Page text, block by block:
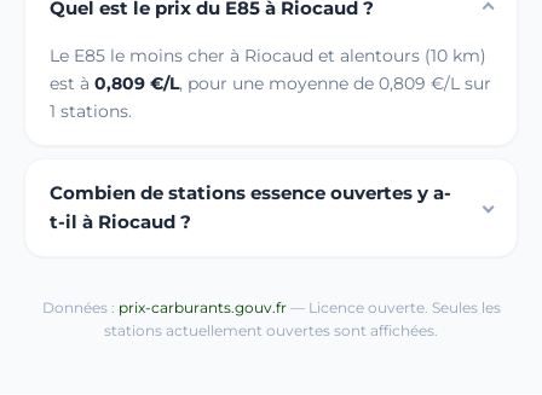
Quel est le prix du E85 à Riocaud ?
Le E85 le moins cher à Riocaud et alentours (10 km)
est à 0,809 €/L, pour une moyenne de 0,809 €/L sur
1 stations.
Combien de stations essence ouvertes y a-
t-il à Riocaud ?
Données : prix-carburants.gouv.fr— Licence ouverte. Seules les
stations actuellement ouvertes sont affichées.